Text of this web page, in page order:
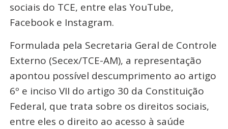
sociais do TCE, entre elas YouTube,
Facebook e Instagram.
Formulada pela Secretaria Geral de Controle
Externo (Secex/TCE-AM), a representação
apontou possível descumprimento ao artigo
6º e inciso VII do artigo 30 da Constituição
Federal, que trata sobre os direitos sociais,
entre eles o direito ao acesso à saúde